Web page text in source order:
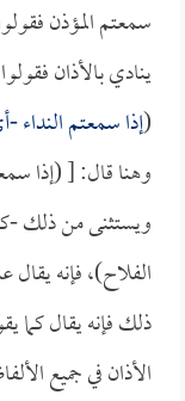
سمعتم المؤذن
ينادي بالأذان
(إذا سمعتم النداء
وهنا قال: [ (إذا
ويستثنى من ذلك -
الفلاح)، فإنه
ذلك فإنه يقال كما
الأذان في جميع